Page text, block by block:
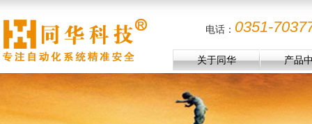
电话： 0351-
关于同华 产品